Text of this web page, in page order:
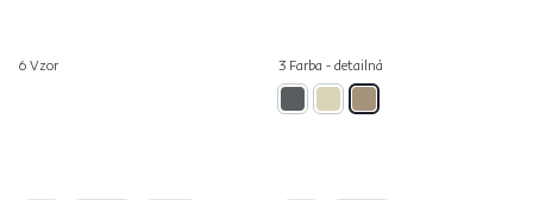
6 Vzor 3 Farba - detailná